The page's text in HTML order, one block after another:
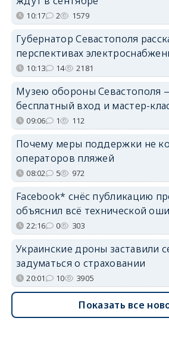
10:17 2 1579
Губернатор Севастополя
перспективах
10:13 14 2181
Музею обороны Севастополя
бесплатный вход и мастер-
09:06 1 112
Почему меры поддержки не
операторов пляжей
08:02 5 972
Facebook* снёс публикацию
объяснил всё технической
22:16 0 303
Украинские дроны заставили
задуматься о страховании
20:01 10 3905
Показать все